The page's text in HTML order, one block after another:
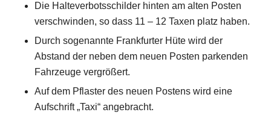
Die Halteverbotsschilder hinten am alten Posten
verschwinden, so dass 11 – 12 Taxen platz haben.
Durch sogenannte Frankfurter Hüte wird der
Abstand der neben dem neuen Posten parkenden
Fahrzeuge vergrößert.
Auf dem Pflaster des neuen Postens wird eine
Aufschrift „Taxi“ angebracht.